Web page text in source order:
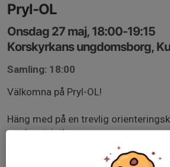
Pryl-OL
Onsdag 27 maj, 18:00-19:15
Korskyrkans ungdomsborg,
Samling: 18:00
Välkomna på Pryl-OL!
Häng med på en trevlig
med en tvist!
Ta gärna med en egen ”pryl” till